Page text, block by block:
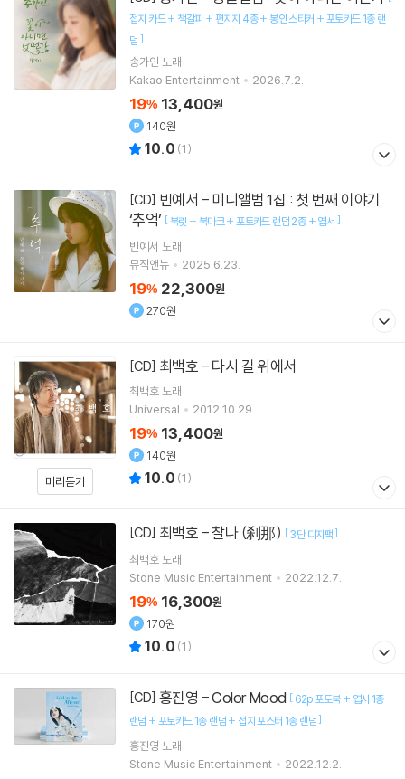
접지 카드 + 책갈피 + 편지지 4종 + 봉인 스티커 + 포토카드 1종 랜
덤 ]
송가인 노래
Kakao Entertainment
2026.7.2.
19% 13,400원
140원
10.0 (1)
[CD]
‘추억’ [북릿 + 북마크 + 포토카드 랜덤 2종 + 엽서 ]
빈예서 노래
뮤직앤뉴
2025.6.23.
19% 22,300원
270원
미리듣기
[CD] 최백호 - 다시 길 위에서
최백호 노래
Universal
2012.10.29.
19% 13,400원
140원
10.0 (1)
[CD] 최백호 - 찰나 (刹那) [3단 디지팩]
최백호 노래
Stone Music Entertainment
2022.12.7.
19% 16,300원
170원
10.0 (1)
[CD] 홍진영 - Color Mood [ 62p 포토북 + 엽서 1종
랜덤 + 포토카드 1종 랜덤 + 접지 포스터 1종 랜덤]
홍진영 노래
Stone Music Entertainment
2022.12.2.